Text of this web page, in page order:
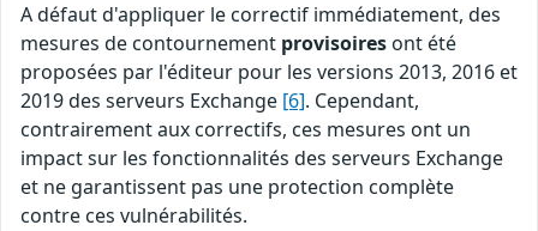
A défaut d'appliquer le correctif immédiatement, des
mesures de contournement provisoires ont été
proposées par l'éditeur pour les versions 2013, 2016 et
2019 des serveurs Exchange [6]. Cependant,
contrairement aux correctifs, ces mesures ont un
impact sur les fonctionnalités des serveurs Exchange
et ne garantissent pas une protection complète
contre ces vulnérabilités.